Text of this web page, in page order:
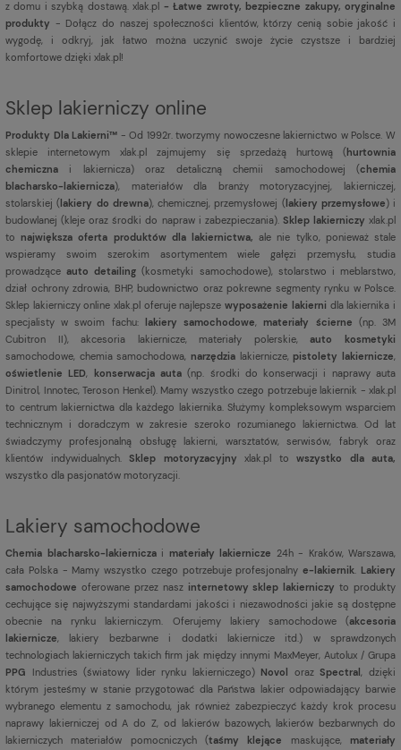
z domu i szybką dostawą. xlak.pl - Łatwe zwroty, bezpieczne zakupy, oryginalne
produkty - Dołącz do naszej społeczności klientów, którzy cenią sobie jakość i
wygodę, i odkryj, jak łatwo można uczynić swoje życie czystsze i bardziej
komfortowe dzięki xlak.pl!
Sklep lakierniczy online
Produkty Dla Lakierni™ - Od 1992r. tworzymy nowoczesne lakiernictwo w Polsce. W
sklepie internetowym xlak.pl zajmujemy się sprzedażą hurtową ( hurtownia
chemiczna i lakiernicza) oraz detaliczną chemii samochodowej (chemia
blacharsko-lakiernicza), materiałów dla branży motoryzacyjnej, lakierniczej,
stolarskiej ( lakiery do drewna), chemicznej, przemysłowej ( lakiery przemysłowe) i
budowlanej (kleje oraz środki do napraw i zabezpieczania). Sklep lakierniczy xlak.pl
tonajwiększa oferta produktów dla lakiernictwa,ale nie tylko, ponieważ stale
wspieramy swoim szerokim asortymentem wiele gałęzi przemysłu, studia
prowadząceauto detailing(kosmetyki samochodowe), stolarstwo i meblarstwo,
dział ochrony zdrowia, BHP, budownictwo oraz pokrewne segmenty rynku w Polsce.
Sklep lakierniczy online xlak.pl oferuje najlepszewyposażenie lakierni dla lakiernika i
specjalisty w swoim fachu:
lakiery samochodowe,materiały ścierne (np. 3M
Cubitron II), akcesoria lakiernicze, materiały polerskie,auto kosmetyki
samochodowe, chemia samochodowa, narzędzia lakiernicze,pistolety lakiernicze,
oświetlenie LED, konserwacja auta(np. środki do konserwacji i naprawy auta
Dinitrol, Innotec, Teroson Henkel). Mamy wszystko czego potrzebuje lakiernik - xlak.pl
to centrum lakiernictwa dla każdego lakiernika. Służymy kompleksowym wsparciem
technicznym i doradczym w zakresie szeroko rozumianego lakiernictwa. Od lat
świadczymy profesjonalną obsługę lakierni, warsztatów, serwisów, fabryk oraz
klientów indywidualnych. Sklep motoryzacyjny xlak.pl to wszystko dla auta,
wszystko dla pasjonatów motoryzacji.
Lakiery samochodowe
Chemia blacharsko-lakierniczai materiały lakiernicze 24h - Kraków, Warszawa,
cała Polska - Mamy wszystko czego potrzebuje profesjonalnye-lakiernik. Lakiery
samochodowe oferowane przez nasz internetowy sklep lakierniczy to produkty
cechujące się najwyższymi standardami jakości i niezawodności jakie są dostępne
obecnie na rynku lakierniczym. Oferujemy lakiery samochodowe (akcesoria
lakiernicze, lakiery bezbarwne i dodatki lakiernicze itd.) w sprawdzonych
technologiach lakierniczych takich firm jak między innymi MaxMeyer, Autolux / Grupa
PPG Industries (światowy lider rynku lakierniczego) Novol orazSpectral, dzięki
którym jesteśmy w stanie przygotować dla Państwa lakier odpowiadający barwie
wybranego elementu z samochodu, jak również zabezpieczyć każdy krok procesu
naprawy lakierniczej od A do Z, od lakierów bazowych, lakierów bezbarwnych do
lakierniczych materiałów pomocniczych (taśmy klejące maskujące,materiały